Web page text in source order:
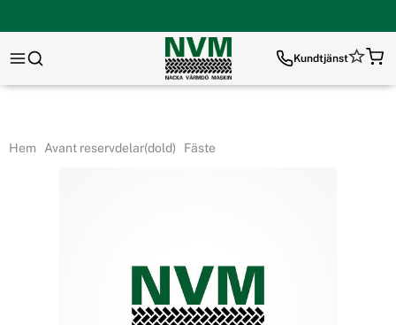
Kundtjänst
Hem Avant reservdelar(dold) Fäste